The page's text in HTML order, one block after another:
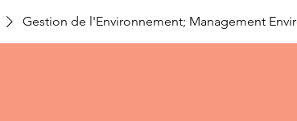
Gestion de l'Environnement; Management